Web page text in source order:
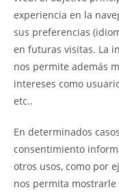
experiencia en la
sus preferencias
en futuras visitas. La
nos permite además
intereses como
etc..
En determinados
consentimiento
otros usos, como por
nos permita